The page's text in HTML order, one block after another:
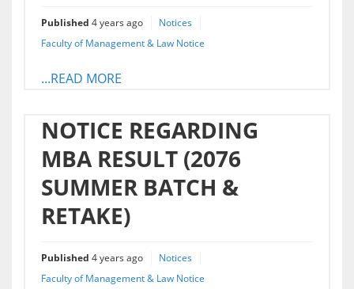
Published 4 years ago
Notices
Faculty of Management & Law Notice
...READ MORE
NOTICE REGARDING
MBA RESULT (2076
SUMMER BATCH &
RETAKE)
Published 4 years ago
Notices
Faculty of Management & Law Notice